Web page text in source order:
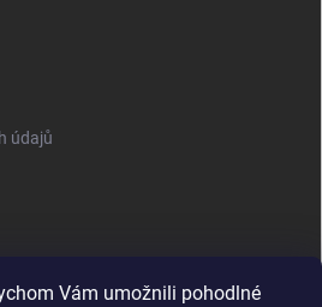
Vám umožnili pohodlné
údajů